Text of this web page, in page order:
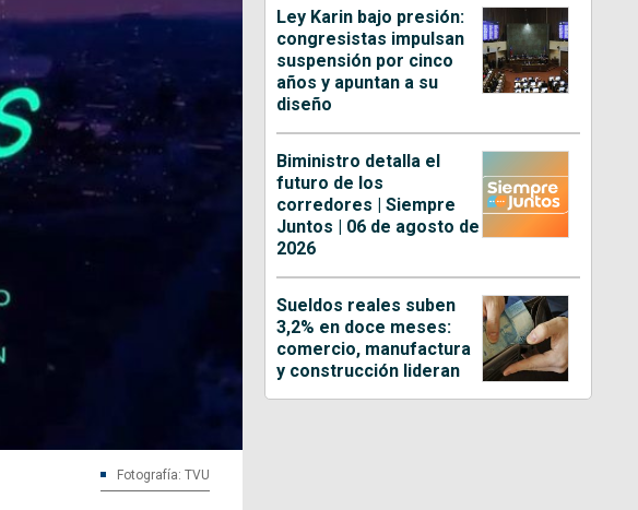
Fotografía: TVU
Ley Karin bajo presión:
congresistas impulsan
suspensión por cinco
años y apuntan a su
diseño
Biministro detalla el
futuro de los
corredores | Siempre
Juntos | 06 de agosto de
2026
Sueldos reales suben
3,2% en doce meses:
comercio, manufactura
y construcción lideran